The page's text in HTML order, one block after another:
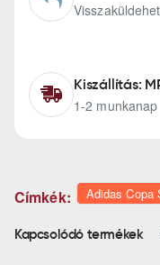
Kiszállítás:
1-2 munkanap
Címkék: Adidas Copa
Kapcsolódó termékek